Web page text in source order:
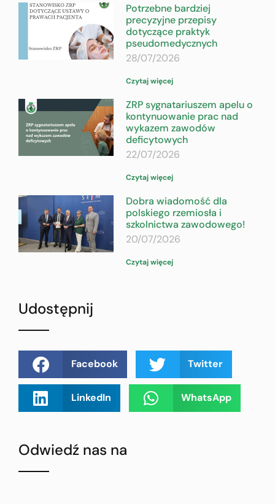
Potrzebne bardziej
precyzyjne przepisy
dotyczące praktyk
pseudomedycznych
28/07/2026
Czytaj więcej
ZRP sygnatariuszem apelu o
kontynuowanie prac nad
wykazem zawodów
deficytowych
22/07/2026
Czytaj więcej
Dobra wiadomość dla
polskiego rzemiosła i
szkolnictwa zawodowego!
20/07/2026
Czytaj więcej
Udostępnij
Facebook Twitter
LinkedIn WhatsApp
Odwiedź nas na